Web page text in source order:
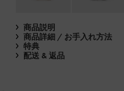
商品説明
商品詳細 / お手入れ方法
特典
配送 & 返品